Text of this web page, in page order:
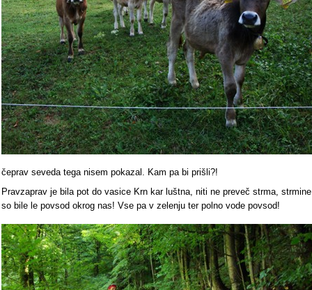
čeprav seveda tega nisem pokazal. Kam pa bi prišli?!
Pravzaprav je bila pot do vasice Krn kar luštna, niti ne preveč strma, strmine
so bile le povsod okrog nas! Vse pa v zelenju ter polno vode povsod!